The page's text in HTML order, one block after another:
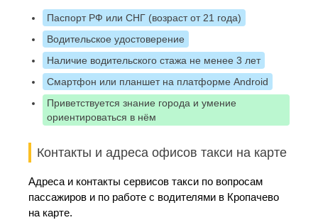
Паспорт РФ или СНГ (возраст от 21 года)
Водительское удостоверение
Наличие водительского стажа не менее 3 лет
Смартфон или планшет на платформе Android
Приветствуется знание города и умение
ориентироваться в нём
Контакты и адреса офисов такси на карте
Адреса и контакты сервисов такси по вопросам
пассажиров и по работе с водителями в Кропачево
на карте.